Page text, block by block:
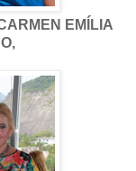
EMÍLIA